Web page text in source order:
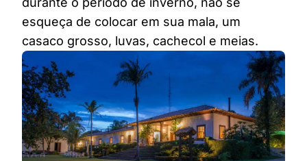
esqueça de colocar em sua mala, um
casaco grosso, luvas, cachecol e meias.